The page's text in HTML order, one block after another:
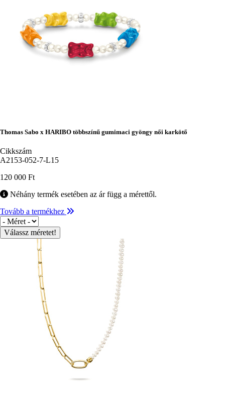
Thomas Sabo x HARIBO többszínű gumimaci gyöngy női karkötő
Cikkszám
A2153-052-7-L15
120 000 Ft
Néhány termék esetében az ár függ a mérettől.
Tovább a termékhez
Méret